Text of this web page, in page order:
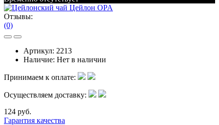
Отзывы:
(0)
Артикул: 2213
Наличие: Нет в наличии
Принимаем к оплате:
Осуществляем доставку:
124 руб.
Гарантия качества